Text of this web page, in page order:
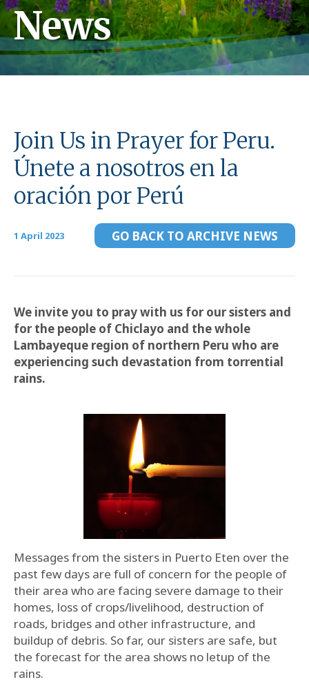
News
Join Us in Prayer for Peru.
Únete a nosotros en la
oración por Perú
1 April 2023 GO BACK TO ARCHIVE NEWS
We invite you to pray with us for our sisters and
for the people of Chiclayo and the whole
Lambayeque region of northern Peru who are
experiencing such devastation from torrential
rains.
Messages from the sisters in Puerto Eten over the
past few days are full of concern for the people of
their area who are facing severe damage to their
homes, loss of crops/livelihood, destruction of
roads, bridges and other infrastructure, and
buildup of debris. So far, our sisters are safe, but
the forecast for the area shows no letup of the
rains.